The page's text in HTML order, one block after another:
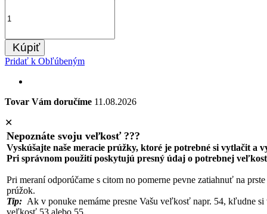
Kúpiť
Pridať k Obľúbeným
Tovar Vám doručíme 11.08.2026
✕
Nepoznáte svoju veľkosť ???
Vyskúšajte naše meracie prúžky, ktoré je potrebné si vytlačit a
Pri správnom použití poskytujú presný údaj o potrebnej
Pri meraní odporúčame s citom no pomerne pevne zatiahnuť na
prúžok.
Tip: Ak v ponuke nemáme presne Vašu veľkosť napr. 54, kľudne si
veľkosť 53 alebo 55.